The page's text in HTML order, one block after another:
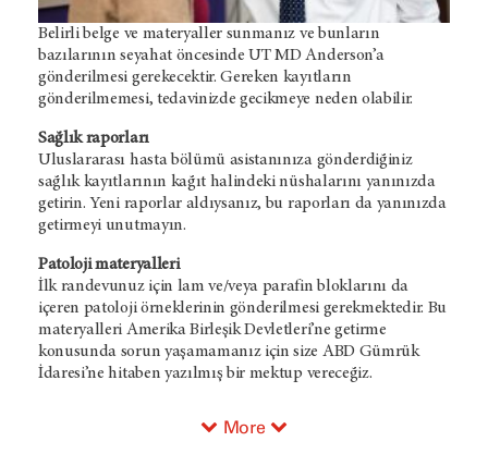
Belirli belge ve materyaller sunmanız ve bunların
bazılarının seyahat öncesinde UT MD Anderson’a
gönderilmesi gerekecektir. Gereken kayıtların
gönderilmemesi, tedavinizde gecikmeye neden olabilir.
Sağlık raporları
Uluslararası hasta bölümü asistanınıza gönderdiğiniz
sağlık kayıtlarının kağıt halindeki nüshalarını yanınızda
getirin. Yeni raporlar aldıysanız, bu raporları da yanınızda
getirmeyi unutmayın.
Patoloji materyalleri
İlk randevunuz için lam ve/veya parafin bloklarını da
içeren patoloji örneklerinin gönderilmesi gerekmektedir. Bu
materyalleri Amerika Birleşik Devletleri’ne getirme
konusunda sorun yaşamamanız için size ABD Gümrük
İdaresi’ne hitaben yazılmış bir mektup vereceğiz.
More